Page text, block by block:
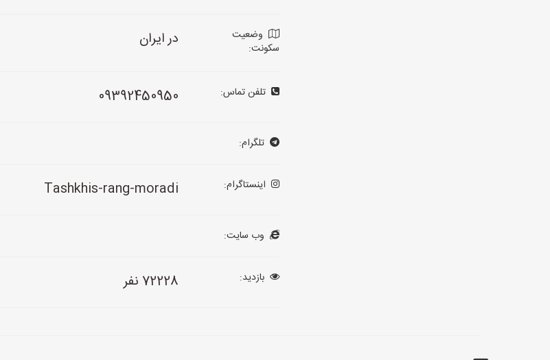
وضعیت
سکونت:
در ایران
تلفن تماس: 09392450950
تلگرام:
اینستاگرام: Tashkhis-rang-moradi
وب سایت:
بازدید: 72228 نفر